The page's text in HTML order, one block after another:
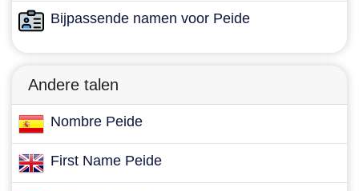
Bijpassende namen voor Peide
Andere talen
Nombre Peide
First Name Peide